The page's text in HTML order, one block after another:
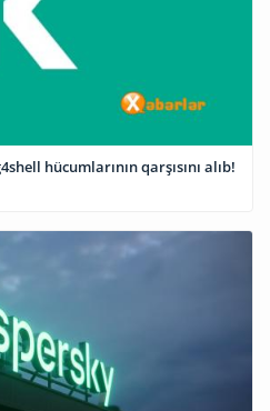
hücumlarının qarşısını alıb!